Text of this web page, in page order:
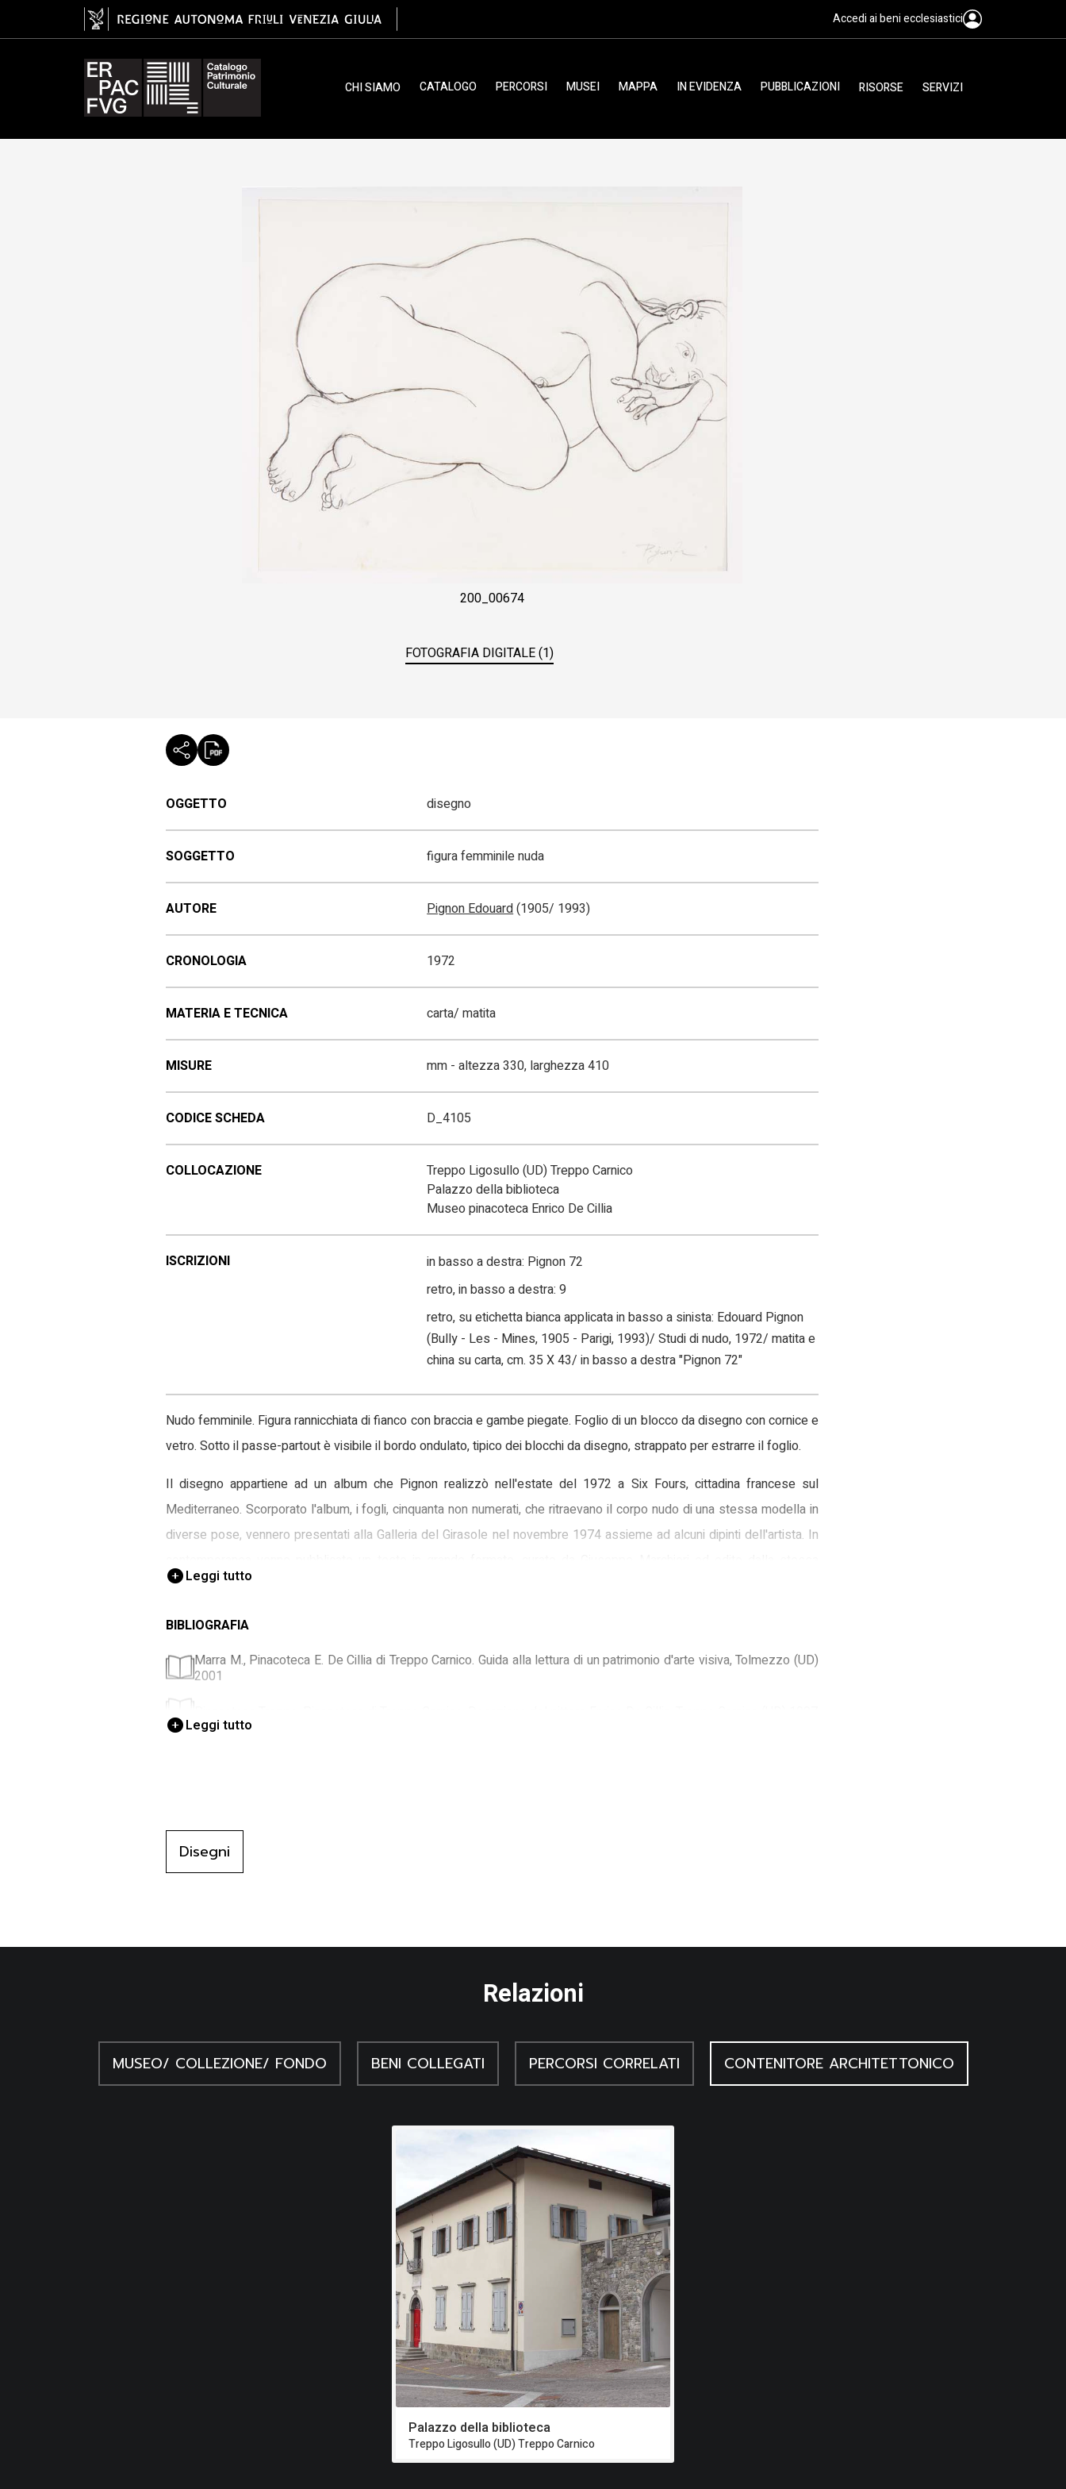
disegno, Pignon Edouard, XX Accedi ai beni ecclesiastici
CHI SIAMO CATALOGO PERCORSI MUSEI MAPPA IN EVIDENZA PUBBLICAZIONI RISORSE SERVIZI
200_00674
FOTOGRAFIA DIGITALE (1)
OGGETTO disegno
SOGGETTO figura femminile nuda
AUTORE Pignon Edouard(1905/ 1993)
CRONOLOGIA 1972
MATERIA E TECNICA carta/ matita
MISURE mm - altezza 330, larghezza 410
CODICE SCHEDA D_4105
COLLOCAZIONE
Treppo Ligosullo (UD) Treppo Carnico
Palazzo della biblioteca
Museo pinacoteca Enrico De Cillia
ISCRIZIONI
in basso a destra: Pignon 72
retro, in basso a destra: 9
retro, su etichetta bianca applicata in basso a sinista: Edouard Pignon
(Bully - Les - Mines, 1905 - Parigi, 1993)/ Studi di nudo, 1972/ matita e
china su carta, cm. 35 X 43/ in basso a destra "Pignon 72"
Nudo femminile. Figura rannicchiata di fianco con braccia e gambe piegate. Foglio di un blocco da disegno con cornice e
vetro. Sotto il passe-partout è visibile il bordo ondulato, tipico dei blocchi da disegno, strappato per estrarre il foglio.
Il disegno appartiene ad un album che Pignon realizzò nell'estate del 1972 a Six Fours, cittadina francese sul
Mediterraneo. Scorporato l'album, i fogli, cinquanta non numerati, che ritraevano il corpo nudo di una stessa modella in
diverse pose, vennero presentati alla Galleria del Girasole nel novembre 1974 assieme ad alcuni dipinti dell'artista. In
galleria, che ricomponeva idealmente l'album originale presentando l'intero gruppo di disegni in sequenza. L'artista,
1972. I disegni dell'album furono conservati da Giorgio De Cillia che li donò nel novembre del 1994 assieme a dei
L'artista ritrasse con rapidità e con particolari punti di visione il corpo della modella posizionato in modo da evidenziare
solo delle parti anatomiche. Egli delinea con tratti veloci e ripensamenti, testimoniati anche in questo foglio dalle
immediatezza con varie tecniche.
Leggi tutto
BIBLIOGRAFIA
Marra M., Pinacoteca E. De Cillia di Treppo Carnico. Guida alla lettura di un patrimonio d'arte visiva, Tolmezzo (UD)
2001
Leggi tutto
Disegni
Relazioni
MUSEO/ COLLEZIONE/ FONDO BENI COLLEGATI PERCORSI CORRELATI CONTENITORE ARCHITETTONICO
Palazzo della biblioteca
Treppo Ligosullo (UD) Treppo Carnico